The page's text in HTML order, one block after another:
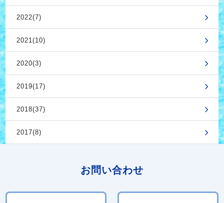
2022(7)
2021(10)
2020(3)
2019(17)
2018(37)
2017(8)
お問い合わせ